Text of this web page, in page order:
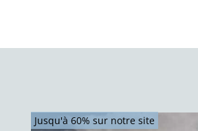
Jusqu'à 60% sur notre site